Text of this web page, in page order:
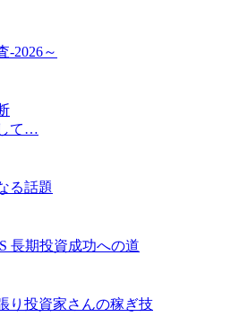
-2026～
て…
る話題
長期投資成功への道
り投資家さんの稼ぎ技